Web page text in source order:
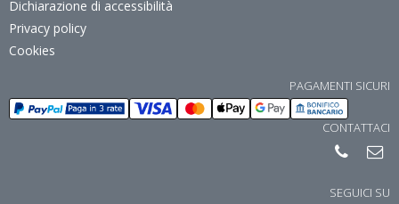
Dichiarazione di accessibilità
Privacy policy
Cookies
PAGAMENTI SICURI
CONTATTACI
SEGUICI SU